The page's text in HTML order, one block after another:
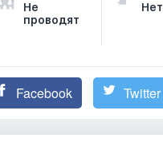
Не
проводят
Нет
Facebook Twitter